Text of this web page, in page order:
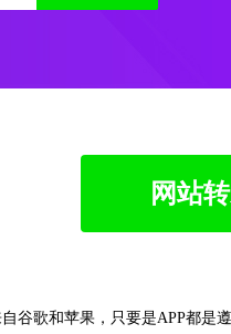
网站
谷歌和苹果，只要是APP都